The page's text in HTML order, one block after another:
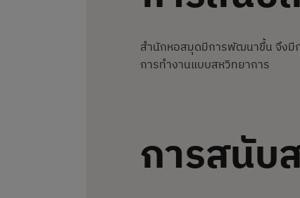
สำนักหอสมุดมีการพัฒนาขึ้น จึงมีก
การทำงานแบบสหวิทยาการ
การสนับ